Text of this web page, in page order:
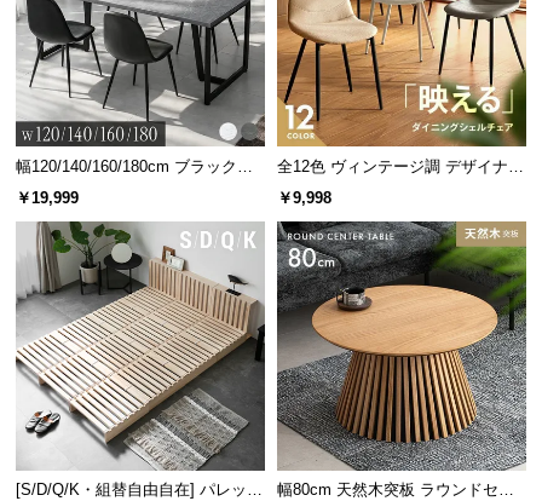
幅120/140/160/180cm ブラックフ
レーム ダイニング 大理石調 4人掛
￥19,999
全12色 ヴィンテージ調 デザイナー
ズシェルチェア
￥9,998
[S/D/Q/K・組替自由自在] パレット
幅80cm 天然木突板 ラウンドセン